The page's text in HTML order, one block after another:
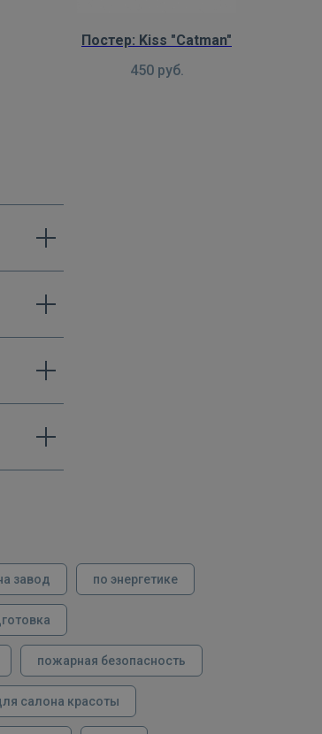
Постер: Kiss "Catman"
450 руб.
завод по энергетике
пожарная безопасность
салона красоты